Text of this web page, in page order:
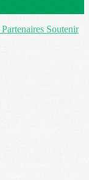
Partenaires Soutenir